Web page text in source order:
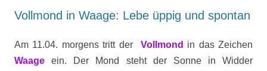
Vollmond in Waage: Lebe üppig und spontan
Am 11.04. morgens tritt der Vollmond in das Zeichen
Waage ein. Der Mond steht der Sonne in Widder